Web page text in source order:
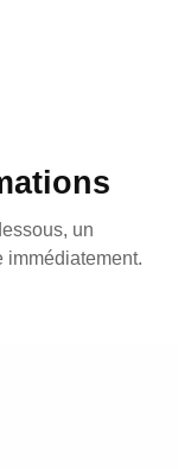
un
immédiatement.